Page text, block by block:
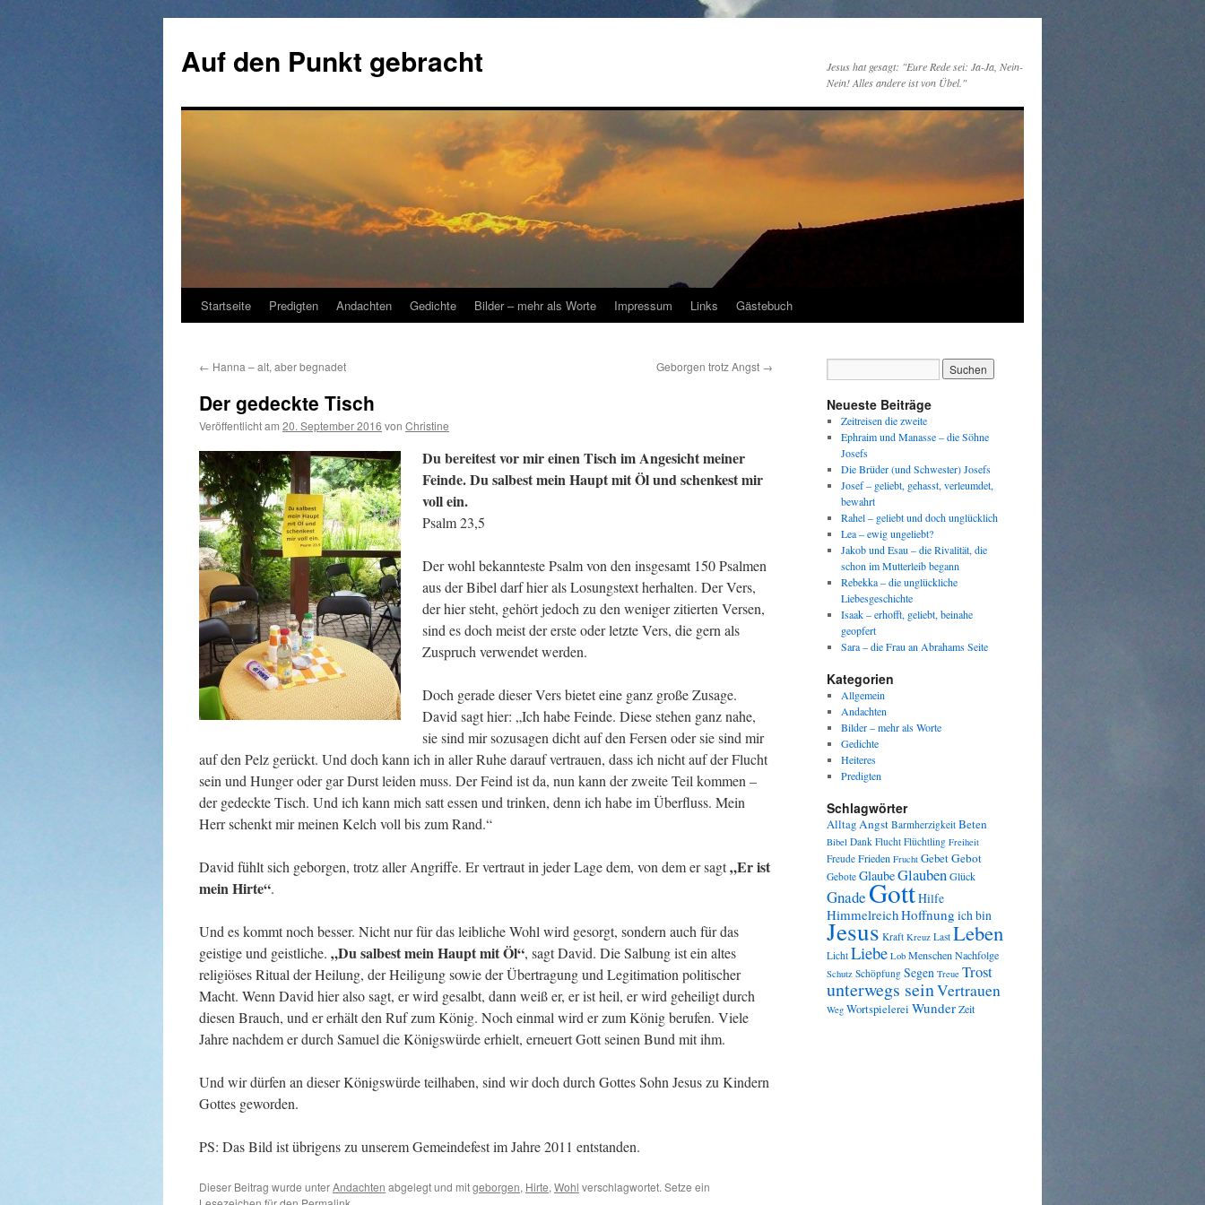
springen
Auf den Punkt gebracht
Jesus hat gesagt: "Eure Rede sei: Ja-Ja, Nein-
Nein! Alles andere ist von Übel."
Startseite Predigten Andachten Gedichte Bilder – mehr als Worte Impressum Links Gästebuch
← Hanna – alt, aber begnadet Geborgen trotz Angst →
Der gedeckte Tisch
Veröffentlicht am 20. September 2016 von Christine
Du bereitest vor mir einen Tisch im Angesicht meiner
Feinde. Du salbest mein Haupt mit Öl und schenkest mir
voll ein.
Psalm 23,5
Der wohl bekannteste Psalm von den insgesamt 150 Psalmen
aus der Bibel darf hier als Losungstext herhalten. Der Vers,
der hier steht, gehört jedoch zu den weniger zitierten Versen,
sind es doch meist der erste oder letzte Vers, die gern als
Zuspruch verwendet werden.
Doch gerade dieser Vers bietet eine ganz große Zusage.
David sagt hier: „Ich habe Feinde. Diese stehen ganz nahe,
sie sind mir sozusagen dicht auf den Fersen oder sie sind mir
auf den Pelz gerückt. Und doch kann ich in aller Ruhe darauf vertrauen, dass ich nicht auf der Flucht
sein und Hunger oder gar Durst leiden muss. Der Feind ist da, nun kann der zweite Teil kommen –
der gedeckte Tisch. Und ich kann mich satt essen und trinken, denn ich habe im Überfluss. Mein
Herr schenkt mir meinen Kelch voll bis zum Rand.“
David fühlt sich geborgen, trotz aller Angriffe. Er vertraut in jeder Lage dem, von dem er sagt„Er ist
mein Hirte“.
Und es kommt noch besser. Nicht nur für das leibliche Wohl wird gesorgt, sondern auch für das
geistige und geistliche. „Du salbest mein Haupt mit Öl“, sagt David. Die Salbung ist ein altes
religiöses Ritual der Heilung, der Heiligung sowie der Übertragung und Legitimation politischer
Macht. Wenn David hier also sagt, er wird gesalbt, dann weiß er, er ist heil, er wird geheiligt durch
diesen Brauch, und er erhält den Ruf zum König. Noch einmal wird er zum König berufen. Viele
Jahre nachdem er durch Samuel die Königswürde erhielt, erneuert Gott seinen Bund mit ihm.
Und wir dürfen an dieser Königswürde teilhaben, sind wir doch durch Gottes Sohn Jesus zu Kindern
Gottes geworden.
PS: Das Bild ist übrigens zu unserem Gemeindefest im Jahre 2011 entstanden.
Dieser Beitrag wurde unterAndachten abgelegt und mitgeborgen, Hirte, Wohl verschlagwortet. Setze ein
Neueste Beiträge
Zeitreisen die zweite
Ephraim und Manasse – die Söhne
Josefs
Die Brüder (und Schwester) Josefs
Josef – geliebt, gehasst, verleumdet,
bewahrt
Rahel – geliebt und doch unglücklich
Lea – ewig ungeliebt?
Jakob und Esau – die Rivalität, die
schon im Mutterleib begann
Rebekka – die unglückliche
Liebesgeschichte
Isaak – erhofft, geliebt, beinahe
geopfert
Sara – die Frau an Abrahams Seite
Kategorien
Allgemein
Andachten
Bilder – mehr als Worte
Gedichte
Heiteres
Predigten
Schlagwörter
AlltagAngst Barmherzigkeit Beten
Bibel Dank Flucht Flüchtling Freiheit
Freude Frieden Frucht GebetGebot
Gebote GlaubeGlaubenGlück
GnadeGottHilfe
HimmelreichHoffnung ich bin
Jesus Kraft Kreuz Last Leben
Licht Liebe Lob MenschenNachfolge
Schutz Schöpfung Segen Treue Trost
unterwegs seinVertrauen
Weg Wortspielerei WunderZeit